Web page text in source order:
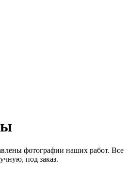
фотографии наших работ. Все
под заказ.